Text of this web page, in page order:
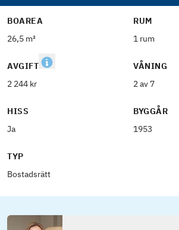
BOAREA
26,5 m²
RUM
1 rum
AVGIFT
2 244 kr
VÅNING
2 av 7
HISS
Ja
BYGGÅR
1953
TYP
Bostadsrätt